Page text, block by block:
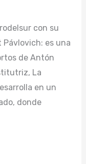
con su
Pávlovich: es una
de Antón
La
en un
donde